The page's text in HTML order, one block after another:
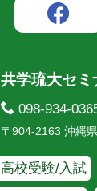
共学琉大セミ
098-934-
〒904-2163 沖縄
高校受験/入試